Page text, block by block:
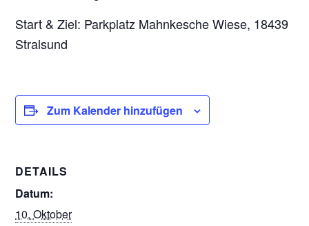
Start & Ziel: Parkplatz Mahnkesche Wiese, 18439
Stralsund
Zum Kalender hinzufügen
DETAILS
Datum:
10. Oktober